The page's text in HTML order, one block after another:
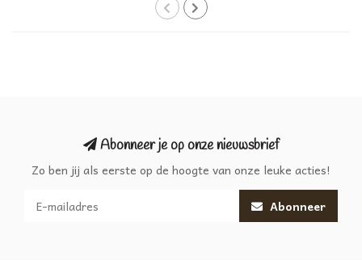
Abonneer je op onze nieuwsbrief
Zo ben jij als eerste op de hoogte van onze leuke acties!
Abonneer